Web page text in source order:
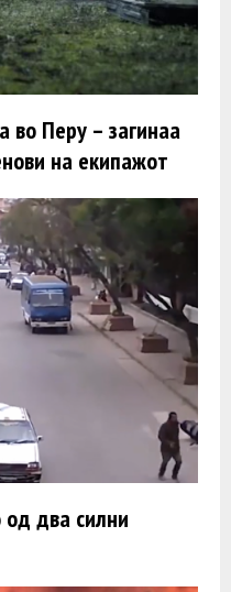
во Перу – загинаа
на екипажот
два силни